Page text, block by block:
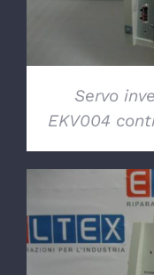
Servo
EKV004